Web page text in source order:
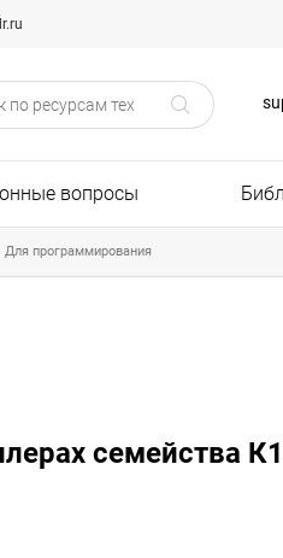
вопросы
Для программирования
семейства